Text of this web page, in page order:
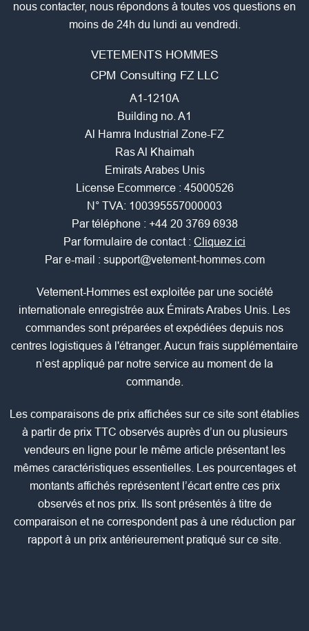
nous contacter, nous répondons à toutes vos questions en
moins de 24h du lundi au vendredi.
VETEMENTS HOMMES
CPM Consulting FZ LLC
A1-1210A
Building no. A1
Al Hamra Industrial Zone-FZ
Ras Al Khaimah
Emirats Arabes Unis
License Ecommerce : 45000526
N° TVA: 100395557000003
Par téléphone : +44 20 3769 6938
Par formulaire de contact : Cliquez ici
Par e-mail : support@vetement-hommes.com
Vetement-Hommes est exploitée par une société
internationale enregistrée aux Émirats Arabes Unis. Les
commandes sont préparées et expédiées depuis nos
centres logistiques à l'étranger. Aucun frais supplémentaire
n’est appliqué par notre service au moment de la
commande.
Les comparaisons de prix affichées sur ce site sont établies
à partir de prix TTC observés auprès d’un ou plusieurs
vendeurs en ligne pour le même article présentant les
mêmes caractéristiques essentielles. Les pourcentages et
montants affichés représentent l’écart entre ces prix
observés et nos prix. Ils sont présentés à titre de
comparaison et ne correspondent pas à une réduction par
rapport à un prix antérieurement pratiqué sur ce site.